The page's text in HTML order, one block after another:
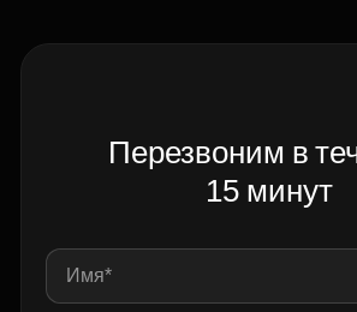
Перезвоним в
15 минут